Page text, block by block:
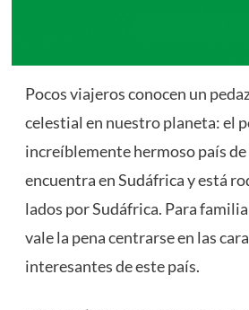
Pocos viajeros conocen un
celestial en nuestro planeta: el
increíblemente hermoso país de
encuentra en Sudáfrica y está
lados por Sudáfrica. Para
vale la pena centrarse en las
interesantes de este país.